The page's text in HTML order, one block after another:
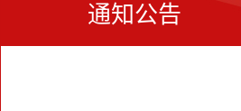
通知公告